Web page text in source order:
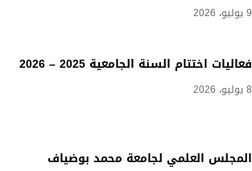
9 يوليو، 2026
فعاليات اختتام السنة الجامعية 2025 – 2026
8 يوليو، 2026
المجلس العلمي لجامعة محمد بوضياف